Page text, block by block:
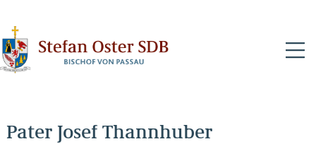
Pater Josef Thannhuber